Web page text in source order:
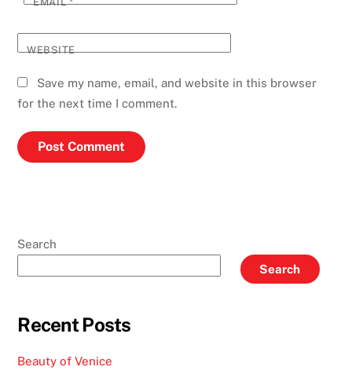
WEBSITE
Save my name, email, and website in this browser
for the next time I comment.
Search
Search
Recent Posts
Beauty of Venice